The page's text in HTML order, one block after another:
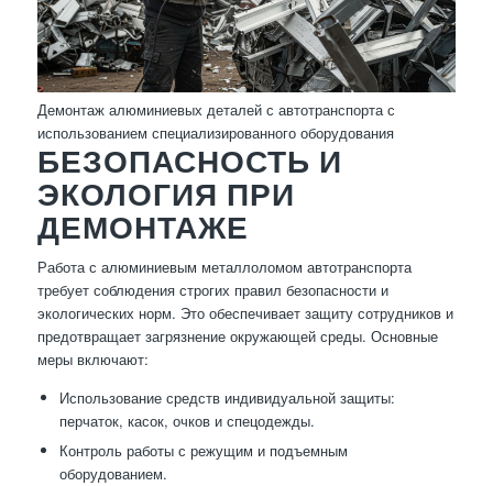
Демонтаж алюминиевых деталей с автотранспорта с
использованием специализированного оборудования
БЕЗОПАСНОСТЬ И
ЭКОЛОГИЯ ПРИ
ДЕМОНТАЖЕ
Работа с алюминиевым металлоломом автотранспорта
требует соблюдения строгих правил безопасности и
экологических норм. Это обеспечивает защиту сотрудников и
предотвращает загрязнение окружающей среды. Основные
меры включают:
Использование средств индивидуальной защиты:
перчаток, касок, очков и спецодежды.
Контроль работы с режущим и подъемным
оборудованием.